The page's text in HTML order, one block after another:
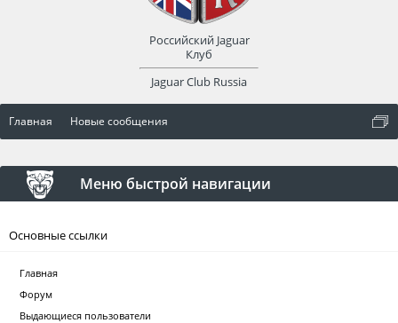
Главная Новые сообщения
Меню быстрой навигации
Основные ссылки
Главная
Форум
Выдающиеся пользователи
Российский Jaguar
Клуб
Jaguar Club Russia
оват